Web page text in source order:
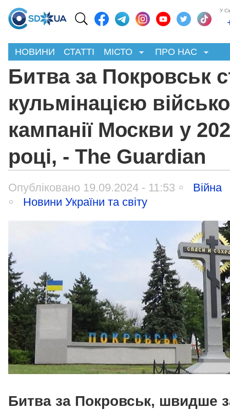
У
НОВИНИ СТАТТІ МІСТО ПРО НАС
Битва за Покровськ
кульмінацією
кампанії Москви у
році, - The Guardian
Опубліковано 19.09.2024 - 11:53
Війна
Новини України та світу
Битва за Покровськ, швидше